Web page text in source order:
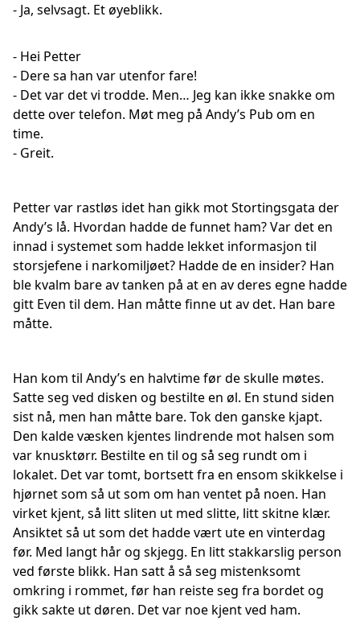
- Ja, selvsagt. Et øyeblikk.
- Hei Petter
- Dere sa han var utenfor fare!
- Det var det vi trodde. Men… Jeg kan ikke snakke om
dette over telefon. Møt meg på Andy’s Pub om en
time.
- Greit.
Petter var rastløs idet han gikk mot Stortingsgata der
Andy’s lå. Hvordan hadde de funnet ham? Var det en
innad i systemet som hadde lekket informasjon til
storsjefene i narkomiljøet? Hadde de en insider? Han
ble kvalm bare av tanken på at en av deres egne hadde
gitt Even til dem. Han måtte finne ut av det. Han bare
måtte.
Han kom til Andy’s en halvtime før de skulle møtes.
Satte seg ved disken og bestilte en øl. En stund siden
sist nå, men han måtte bare. Tok den ganske kjapt.
Den kalde væsken kjentes lindrende mot halsen som
var knusktørr. Bestilte en til og så seg rundt om i
lokalet. Det var tomt, bortsett fra en ensom skikkelse i
hjørnet som så ut som om han ventet på noen. Han
virket kjent, så litt sliten ut med slitte, litt skitne klær.
Ansiktet så ut som det hadde vært ute en vinterdag
før. Med langt hår og skjegg. En litt stakkarslig person
ved første blikk. Han satt å så seg mistenksomt
omkring i rommet, før han reiste seg fra bordet og
gikk sakte ut døren. Det var noe kjent ved ham.